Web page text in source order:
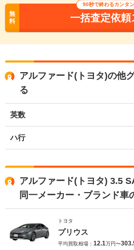
無
料
90秒で終わるカンタ
一括査定依頼
アルファード(トヨタ)の他
る
英数
ハ行
アルファード(トヨタ) 3.5
同一メーカー・ブランド車
トヨタ
プリウス
平均買取相場： 12.1万円〜